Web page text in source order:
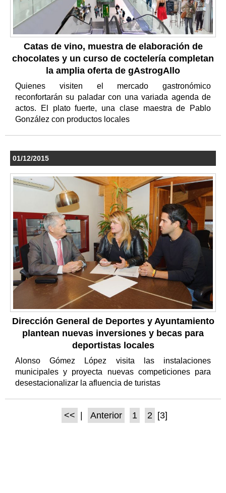
Catas de vino, muestra de elaboración de
chocolates y un curso de coctelería completan
la amplia oferta de gAstrogAllo
Quienes visiten el mercado gastronómico
reconfortarán su paladar con una variada agenda de
actos. El plato fuerte, una clase maestra de Pablo
González con productos locales
01/12/2015
Dirección General de Deportes y Ayuntamiento
plantean nuevas inversiones y becas para
deportistas locales
Alonso Gómez López visita las instalaciones
municipales y proyecta nuevas competiciones para
desestacionalizar la afluencia de turistas
<< Anterior 1 2 [3]